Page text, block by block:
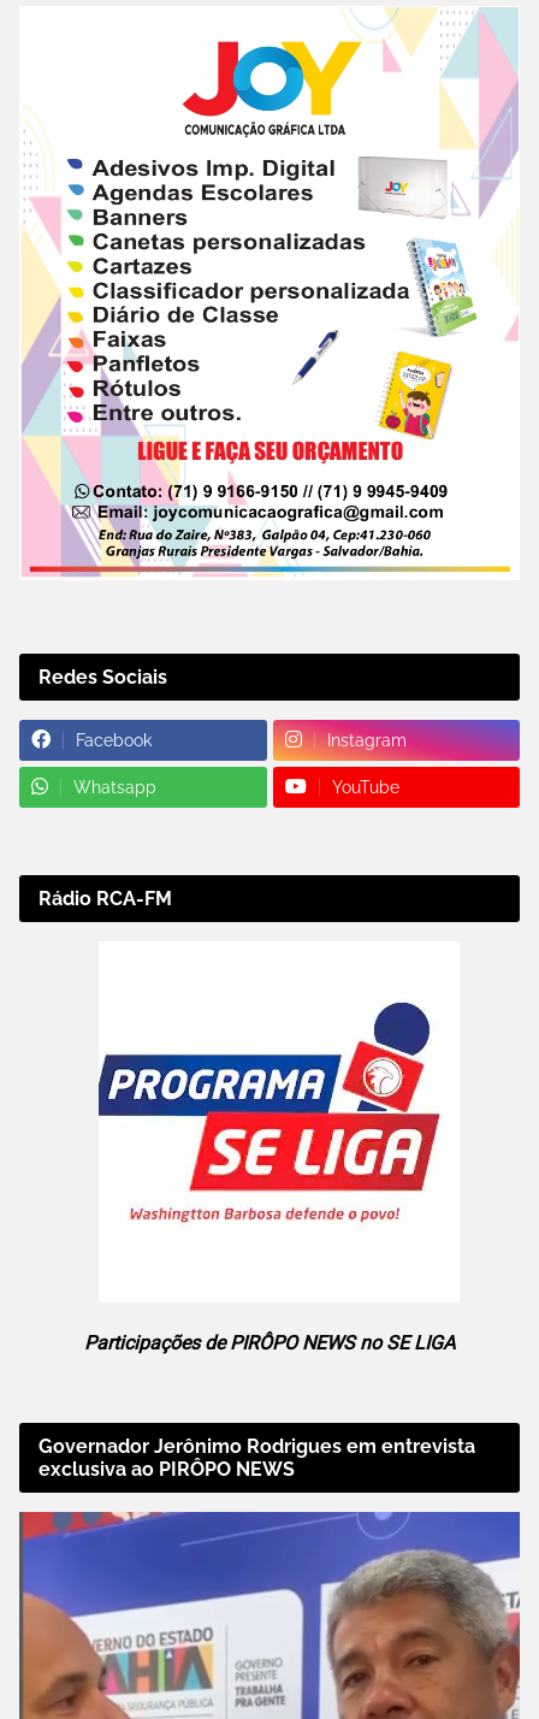
Redes Sociais
Facebook Instagram
Whatsapp YouTube
Rádio RCA-FM
Participações de PIRÔPO NEWS no SE LIGA
Governador Jerônimo Rodrigues em entrevista
exclusiva ao PIRÔPO NEWS